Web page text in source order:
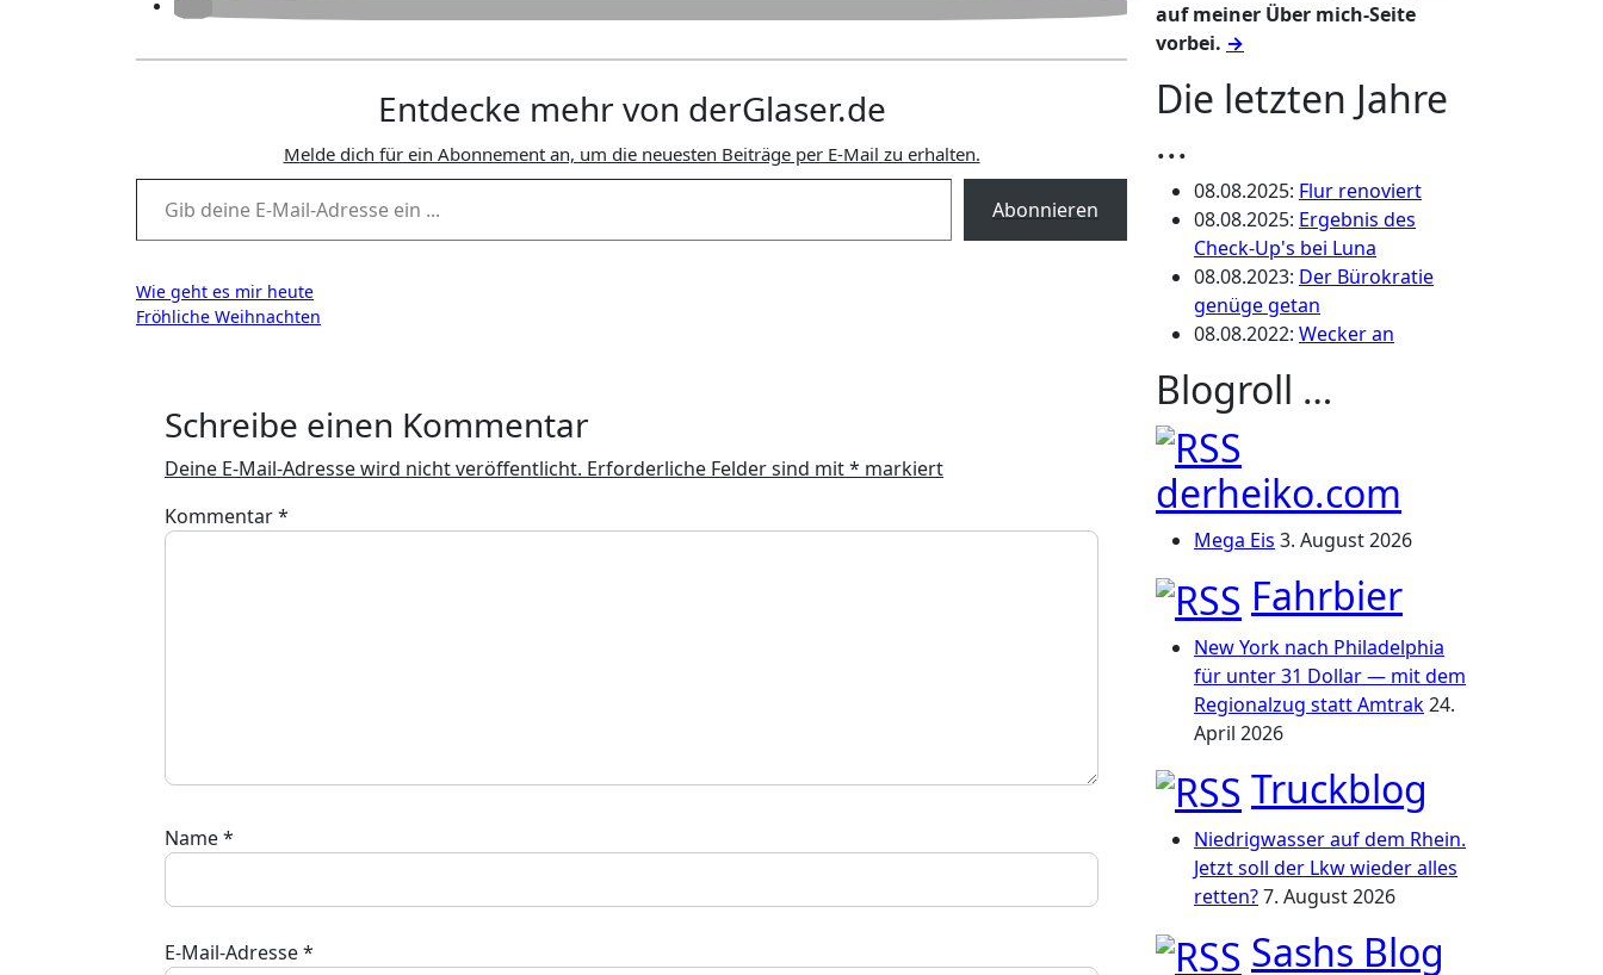
Entdecke mehr von derGlaser.de
Melde dich für ein Abonnement an, um die neuesten Beiträge per E-Mail zu erhalten.
Gib deine E-Mail-Adresse ein ...
Abonnieren
Beitragsnavigation
Wie geht es mir heute
Fröhliche Weihnachten
Schreibe einen Kommentar
Deine E-Mail-Adresse wird nicht veröffentlicht. Erforderliche Felder sind mit* markiert
Kommentar*
Name*
E-Mail-Adresse*
auf meiner Über mich-Seite
vorbei. →
Die letzten Jahre
...
08.08.2025: Flur renoviert
08.08.2025: Ergebnis des
Check-Up's bei Luna
08.08.2023: Der Bürokratie
genüge getan
08.08.2022: Wecker an
Blogroll …
derheiko.com
Mega Eis 3. August 2026
Fahrbier
New York nach Philadelphia
für unter 31 Dollar — mit dem
Regionalzug statt Amtrak24.
April 2026
Truckblog
Niedrigwasser auf dem Rhein.
Jetzt soll der Lkw wieder alles
retten?7. August 2026
Sashs Blog